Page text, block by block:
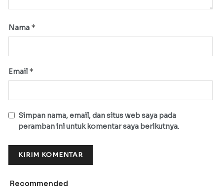
Nama *
Email *
Simpan nama, email, dan situs web saya pada
peramban ini untuk komentar saya berikutnya.
Recommended